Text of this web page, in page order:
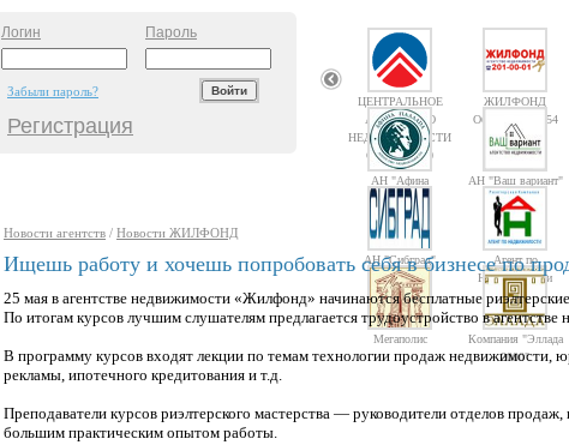
Логин Пароль
Забыли пароль?
Регистрация
ЦЕНТРАЛЬНОЕ
АГЕНТСТВО
НЕДВИЖИМОСТИ
Объектов: 10
ЖИЛФОНД
Объектов: 14754
АН "Афина
Паллада"
АН "Ваш вариант"
АН "Сибград"
Агент по
Недвижимости
Мегаполис
Компания "Эллада
2000"
Новости агентств / Новости ЖИЛФОНД
Ищешь работу и хочешь попробовать себя в бизнесе по
25 мая в агентстве недвижимости «Жилфонд» начинаются бесплатные
По итогам курсов лучшим слушателям предлагается трудоустройство в
В программу курсов входят лекции по темам технологии продаж недвижимости,
рекламы, ипотечного кредитования и т.д.
Преподаватели курсов риэлтерского мастерства — руководители отделов
большим практическим опытом работы.